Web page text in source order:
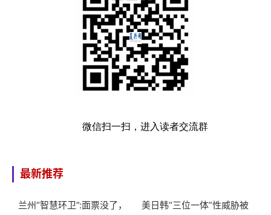
微信扫一扫，进入读者交流群
最新推荐
兰州“智慧环卫”:面票没了，
美日韩“三位一体”性威胁被